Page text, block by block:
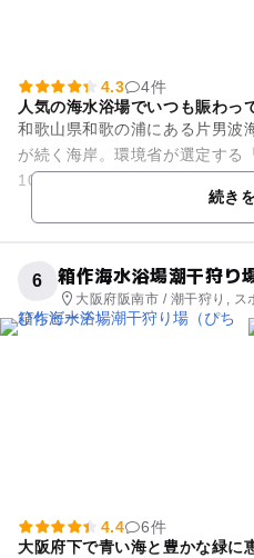
4.3
4件
人気の海水浴場でいつも賑わっ
和歌山県和歌の浦にある片男波
が続く海岸。環境省が選定する
10か所しかない「海の部特選」
続き
6 箱作海水浴場潮干狩り
大阪府阪南市 / 潮干狩り, ス
4.4
6件
大阪府下で青い海と豊かな緑に